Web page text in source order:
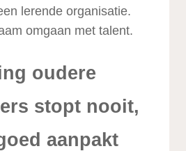
lerende organisatie.
omgaan met talent.
oudere
stopt nooit,
aanpakt